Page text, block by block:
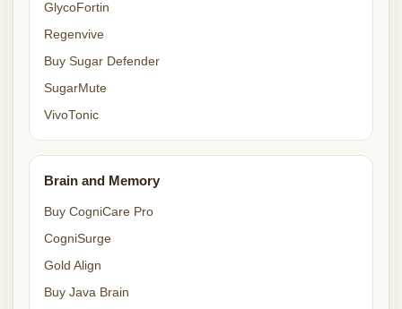
GlycoFortin
Regenvive
Buy Sugar Defender
SugarMute
VivoTonic
Brain and Memory
Buy CogniCare Pro
CogniSurge
Gold Align
Buy Java Brain